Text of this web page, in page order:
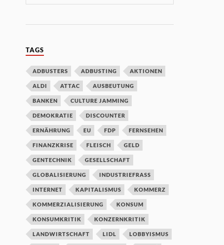
TAGS
ADBUSTERS ADBUSTING AKTIONEN
ALDI ATTAC AUSBEUTUNG
BANKEN CULTURE JAMMING
DEMOKRATIE DISCOUNTER
ERNÄHRUNG EU FDP FERNSEHEN
FINANZKRISE FLEISCH GELD
GENTECHNIK GESELLSCHAFT
GLOBALISIERUNG INDUSTRIEFRASS
INTERNET KAPITALISMUS KOMMERZ
KOMMERZIALISIERUNG KONSUM
KONSUMKRITIK KONZERNKRITIK
LANDWIRTSCHAFT LIDL LOBBYISMUS